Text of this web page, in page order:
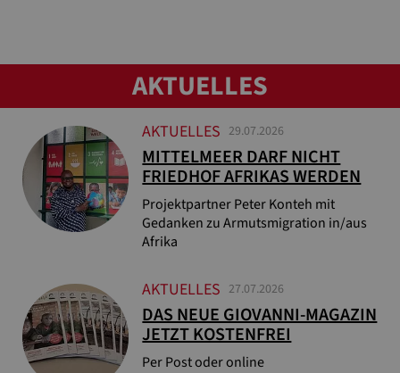
AKTUELLES
AKTUELLES 29.07.2026
MITTELMEER DARF NICHT
FRIEDHOF AFRIKAS WERDEN
Projektpartner Peter Konteh mit
Gedanken zu Armutsmigration in/aus
Afrika
AKTUELLES 27.07.2026
DAS NEUE GIOVANNI-MAGAZIN
JETZT KOSTENFREI
Per Post oder online